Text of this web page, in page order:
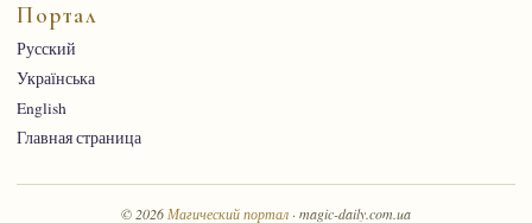
Портал
Русский
Українська
English
Главная страница
© 2026 Магический портал · magic-daily.com.ua